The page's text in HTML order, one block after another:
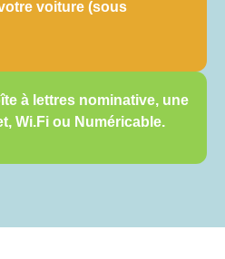
voiture (sous
à lettres nominative, une
Wi.Fi ou Numéricable.